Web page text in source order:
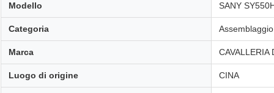
Modello SANY
Categoria
Marca CAVALLERIA
Luogo di origine CINA